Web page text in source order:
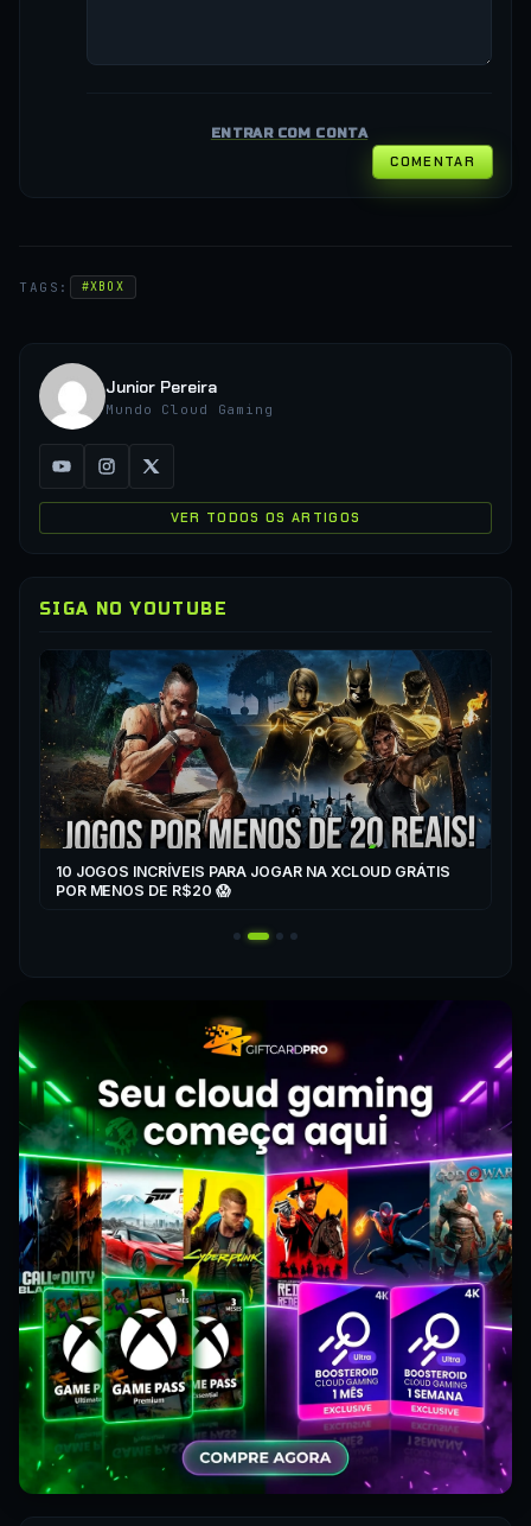
ENTRAR COM CONTA
COMENTAR
TAGS: #XBOX
Junior Pereira
Mundo Cloud Gaming
VER TODOS OS ARTIGOS
SIGA NO YOUTUBE
10 JOGOS INCRÍVEIS PARA JOGAR NA XCLOUD GRÁTIS
POR MENOS DE R$20 😱